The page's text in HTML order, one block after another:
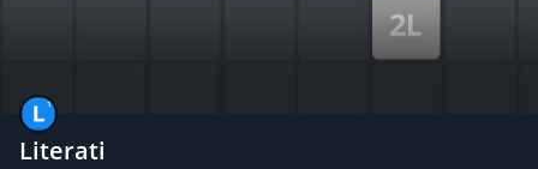
Literati